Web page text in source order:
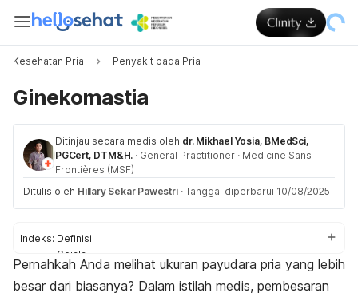
Kesehatan Pria Penyakit pada Pria
Ginekomastia
Ditinjau secara medis oleh dr. Mikhael Yosia, BMedSci,
PGCert, DTM&H. · General Practitioner · Medicine Sans
Frontières (MSF)
Ditulis oleh Hillary Sekar Pawestri · Tanggal diperbarui 10/08/2025
Indeks: Definisi
Gejala
Penyebab
Faktor risiko
Pernahkah Anda melihat ukuran payudara pria yang lebih
besar dari biasanya? Dalam istilah medis, pembesaran